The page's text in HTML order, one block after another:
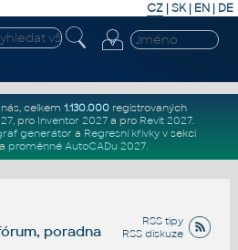
CZ | SK| EN | DE
celkem 1.130.000registrovaných
, pro Inventor 2027a pro Revit 2027.
generátor a Regresní křivkyv sekci
proměnné AutoCADu 2027.
RSS tipy
RSS diskuze
poradna